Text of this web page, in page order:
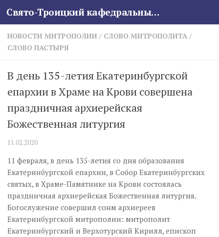
Skip to content Свято-Троицкий кафедральный собор
НОВОСТИ МИТРОПОЛИИ / СЛОВО МИТРОПОЛИТА /
СЛОВО ПАСТЫРЯ
В день 135-летия Екатеринбургской
епархии в Храме на Крови совершена
праздничная архиерейская
Божественная литургия
11.02.2020
11 февраля, в день 135-летия со дня образования
Екатеринбургской епархии, в Собор Екатеринбургских
святых, в Храме-Памятнике на Крови состоялась
праздничная архиерейская Божественная литургия.
Богослужение совершил сонм архиереев
Екатеринбургской митрополии: митрополит
Екатеринбургский и Верхотурский Кирилл, епископ